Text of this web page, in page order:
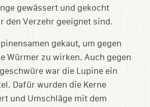
gewässert und gekocht
den Verzehr geeignet sind.
gekaut, um gegen
Würmer zu wirken. Auch gegen
war die Lupine ein
Dafür wurden die Kerne
und Umschläge mit dem